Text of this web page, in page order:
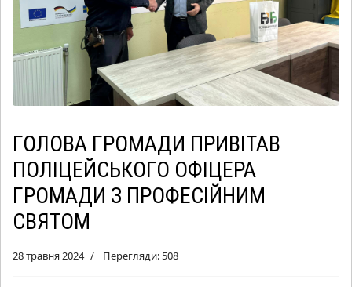
ГОЛОВА ГРОМАДИ ПРИВІТАВ
ПОЛІЦЕЙСЬКОГО ОФІЦЕРА
ГРОМАДИ З ПРОФЕСІЙНИМ
СВЯТОМ
28 травня 2024 Перегляди: 508